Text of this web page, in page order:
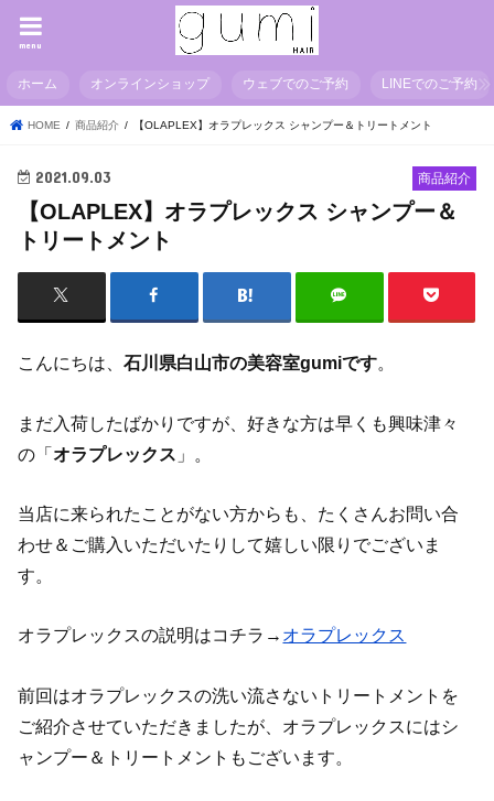
menu
ホーム オンラインショップ ウェブでのご予約 LINEでのご予約
HOME 商品紹介 【OLAPLEX】オラプレックス シャンプー＆トリートメント
商品紹介
2021.09.03
【OLAPLEX】オラプレックス シャンプー＆
トリートメント
こんにちは、石川県白山市の美容室gumiです。
まだ入荷したばかりですが、好きな方は早くも興味津々
の「オラプレックス 」。
当店に来られたことがない方からも、たくさんお問い合
わせ＆ご購入いただいたりして嬉しい限りでございま
す。
オラプレックスの説明はコチラ→ オラプレックス
前回はオラプレックスの洗い流さないトリートメントを
ご紹介させていただきましたが、オラプレックスにはシ
ャンプー＆トリートメントもございます。